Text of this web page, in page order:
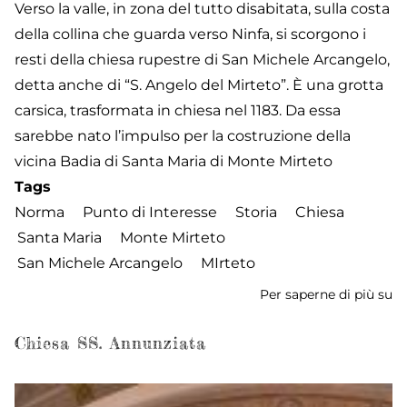
Verso la valle, in zona del tutto disabitata, sulla costa
della collina che guarda verso Ninfa, si scorgono i
resti della chiesa rupestre di San Michele Arcangelo,
detta anche di “S. Angelo del Mirteto”. È una grotta
carsica, trasformata in chiesa nel 1183. Da essa
sarebbe nato l’impulso per la costruzione della
vicina Badia di Santa Maria di Monte Mirteto
Tags
Norma
Punto di Interesse Storia
Chiesa
Santa Maria
Monte Mirteto
San Michele Arcangelo
MIrteto
Per saperne di più su
Chiesa SS. Annunziata